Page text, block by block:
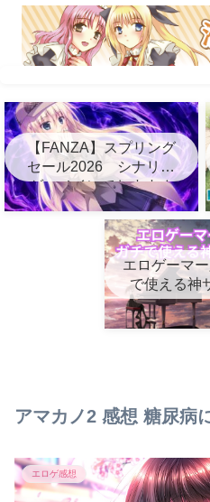
【FANZA】スプリング
セール2026 シナリオ
ゲーメインでおすすめ
10選
エロゲーマ
で使える神
アマカノ2 感想 糖尿病
エロゲ感想